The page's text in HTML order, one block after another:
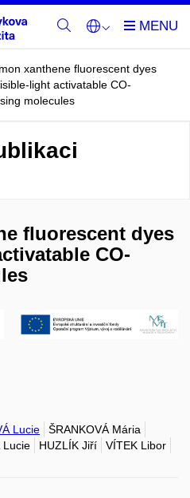
xanthene fluorescent dyes
light activatable CO-
molecules
fluorescent dyes
CO-
Lucie
ŠRANKOVÁ Mária
Lucie HUZLÍK Jiří
VÍTEK Libor